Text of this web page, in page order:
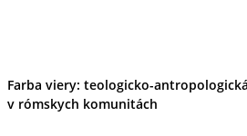
Farba viery: teologicko-
v rómskych komunitách